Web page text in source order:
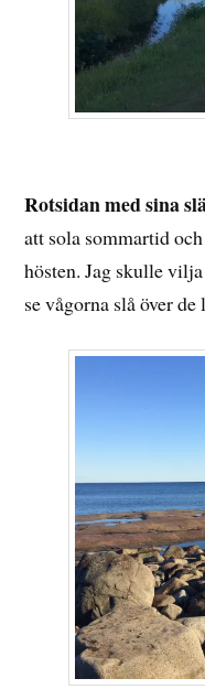
Rotsidan med sina
att sola sommartid
hösten. Jag skulle
se vågorna slå över